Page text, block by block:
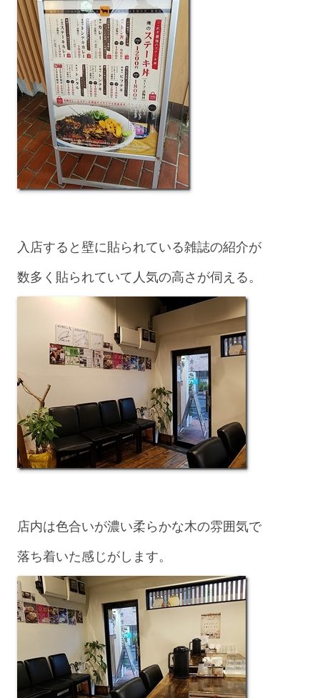
入店すると壁に貼られている雑誌の紹介が
数多く貼られていて人気の高さが伺える。
店内は色合いが濃い柔らかな木の雰囲気で
落ち着いた感じがします。